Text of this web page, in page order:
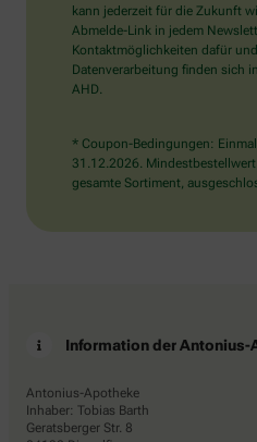
Stern.
kann jederzeit für die Zukunft
Abmelde-Link in jedem
Kontaktmöglichkeiten dafür
Datenverarbeitung finden sich
AHD.
* Coupon-Bedingungen:
31.12.2026.
gesamte Sortiment,
Information der Antonius-
Antonius-Apotheke
Inhaber: Tobias Barth
Geratsberger Str. 8